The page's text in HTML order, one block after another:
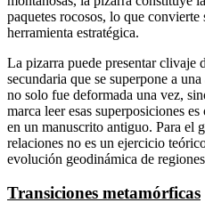
paquetes rocosos, lo que convierte
herramienta estratégica.
La pizarra puede presentar clivaje
secundaria que se superpone a
no solo fue deformada una vez,
marca leer esas superposiciones
en un manuscrito antiguo. Para el
relaciones no es un ejercicio
evolución geodinámica de
Transiciones metamórficas